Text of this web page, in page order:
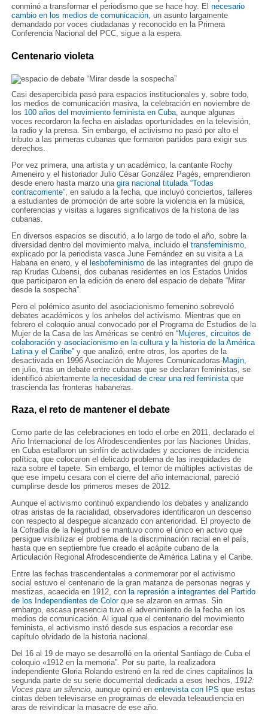
conminó a transformar el periodismo que se hace hoy. Elnecesario
cambio en los medios de comunicación, un asunto largamente
demandado por voces ciudadanas y reconocido en la Primera
Conferencia Nacional del PCC, sigue a la espera.
Centenario violeta
Casi desapercibida pasó para espacios institucionales y, sobre todo,
los medios de comunicación masiva, la celebración en noviembre de
los 100 años del movimiento feminista en Cuba , aunque algunas
voces recordaron la fecha en aisladas oportunidades en la televisión,
la radio y la prensa. Sin embargo, el activismo no pasó por alto el
tributo a las primeras cubanas que formaron partidos para exigir sus
derechos.
Por vez primera, una artista y un académico, la cantante Rochy
Ameneiro y el historiador Julio César González Pagés, emprendieron
desde enero hasta marzo unagira nacional titulada “Todas
contracorriente” , en saludo a la fecha, que incluyó conciertos, talleres
a estudiantes de promoción de arte sobre la violencia en la música,
conferencias y visitas a lugares significativos de la historia de las
cubanas.
En diversos espacios se discutió, a lo largo de todo el año, sobre la
diversidad dentro del movimiento malva, incluido eltransfeminismo
explicado por la periodista vasca June Fernández en su visita a La
Habana en enero, y el
lesbofeminismo de las integrantes del grupo de
rap Krudas Cubensi, dos cubanas residentes en los Estados Unidos
que participaron en la edición de enero del espacio de debate “Mirar
desde la sospecha”.
Pero el polémico asunto del asociacionismo femenino sobrevoló
debates académicos y los anhelos del activismo. Mientras que en
febrero el coloquio anual convocado por el Programa de Estudios de la
Mujer de la Casa de las Américas se centró en“Mujeres, circuitos de
colaboración y asociacionismo en la cultura y la historia de la América
Latina y el Caribe” y que analizó, entre otros, los aportes de la
desactivada en 1996 Asociación de Mujeres Comunicadoras-Magín
en julio, tras un debate entre cubanas que se declaran feministas, se
identificó abiertamente la necesidad de crear una red feminista que
trascienda las fronteras habaneras.
Raza, el reto de mantener el debate
Como parte de las celebraciones en todo el orbe en 2011, declarado el
Año Internacional de los Afrodescendientes por las Naciones Unidas,
en Cuba estallaron un sinfín de actividades y acciones de incidencia
política, que colocaron el delicado problema de las inequidades de
raza sobre el tapete. Sin embargo, el temor de múltiples activistas de
que ese ímpetu cesara con el cierre del año internacional, pareció
cumplirse desde los primeros meses de 2012.
Aunque el activismo continuó expandiendo los debates y analizando
otras aristas de la racialidad, observadores identificaron un descenso
con respecto al despegue alcanzado con anterioridad. El proyecto de
la Cofradía de la Negritud se mantuvo como el único en activo que
persigue visibilizar el problema de la discriminación racial en el país,
hasta que en septiembre fue creado el acápite cubano de la
Articulación Regional Afrodescendiente de América Latina y el Caribe.
Entre las fechas trascendentales a conmemorar por el activismo
social estuvo el centenario de la gran matanza de personas negras y
mestizas, acaecida en 1912, con la represión a integrantes del Partido
de los Independientes de Colorque se alzaron en armas. Sin
embargo, escasa presencia tuvo el advenimiento de la fecha en los
medios de comunicación. Al igual que el centenario del movimiento
feminista, el activismo instó desde sus espacios a recordar ese
capítulo olvidado de la historia nacional.
Del 16 al 19 de mayo se desarrolló en la oriental Santiago de Cuba el
coloquio «1912 en la memoria”. Por su parte, la realizadora
independiente Gloria Rolando estrenó en la red de cines capitalinos la
segunda parte de su serie documental dedicada a esos hechos,1912:
Voces para un silencio,aunque opinó enentrevista con IPS que estas
cintas deben televisarse en programas de elevada teleaudiencia en
aras de reivindicar la masacre de ese año.